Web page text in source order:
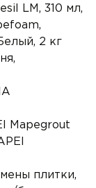
LM, 310 мл,
2 кг
Mapegrout
плитки,